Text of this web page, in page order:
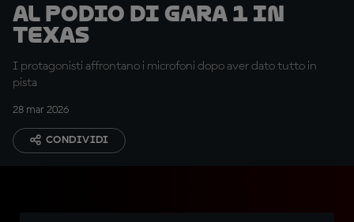
al podio di Gara 1 in
Texas
I protagonisti affrontano i microfoni dopo aver dato tutto in
pista
28 mar 2026
CONDIVIDI